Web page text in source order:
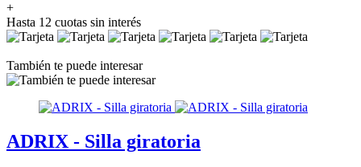
+
Hasta 12 cuotas sin interés
También te puede interesar
ADRIX - Silla giratoria